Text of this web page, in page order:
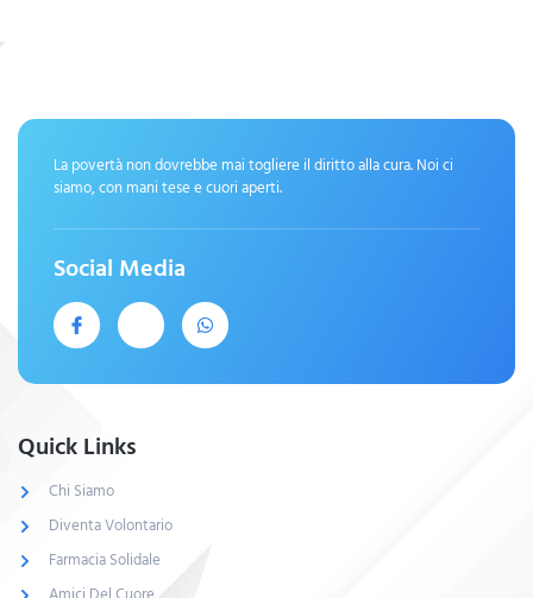
La povertà non dovrebbe mai togliere il diritto alla cura. Noi ci
siamo, con mani tese e cuori aperti.
Social Media
Quick Links
Chi Siamo
Diventa Volontario
Farmacia Solidale